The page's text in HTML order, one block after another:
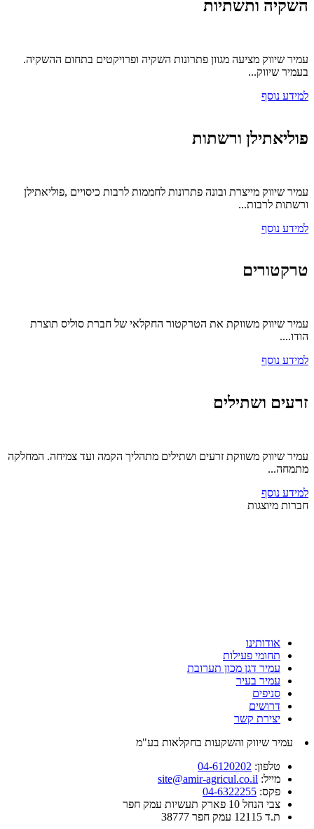
השקיה ותשתיות
עמיר שיווק מציעה מגוון פתרונות השקיה ופרויקטים בתחום ההשקיה.
בעמיר שיווק...
למידע נוסף
פוליאתילן ורשתות
עמיר שיווק מייצרת ובונה פתרונות לחממות לרבות כיסויים ,פוליאתילן
ורשתות לרבות...
למידע נוסף
טרקטורים
עמיר שיווק משווקת את הטרקטור החקלאי של חברת סוליס תוצרת
הודו....
למידע נוסף
זרעים ושתילים
עמיר שיווק משווקת זרעים ושתילים מתהליך הקמה ועד צמיחה. המחלקה
מתמחה...
למידע נוסף
חברות מיוצגות
אודותינו
תחומי פעילות
עמיר דגן מכון תערובת
עמיר בעיר
סניפים
דרושים
יצירת קשר
עמיר שיווק והשקעות בחקלאות בע"מ
טלפון: 04-6120202
מייל: site@amir-agricul.co.il
פקס: 04-6322255
צבי הנחל 10 פארק תעשיות עמק חפר
ת.ד 12115 עמק חפר 38777